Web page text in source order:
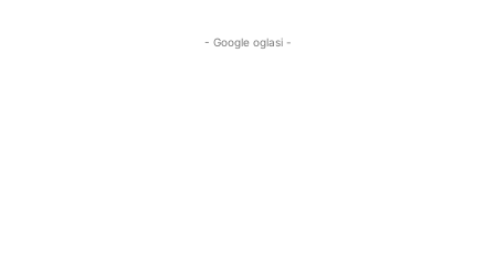
- Google oglasi -